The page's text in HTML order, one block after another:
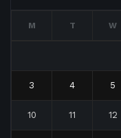
M T W
3 4 5
10 11 12